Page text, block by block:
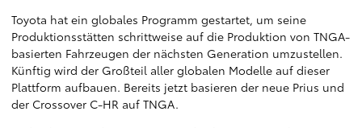
Toyota hat ein globales Programm gestartet, um seine
Produktionsstätten schrittweise auf die Produktion von TNGA-
basierten Fahrzeugen der nächsten Generation umzustellen.
Künftig wird der Großteil aller globalen Modelle auf dieser
Plattform aufbauen. Bereits jetzt basieren der neue Prius und
der Crossover C-HR auf TNGA.